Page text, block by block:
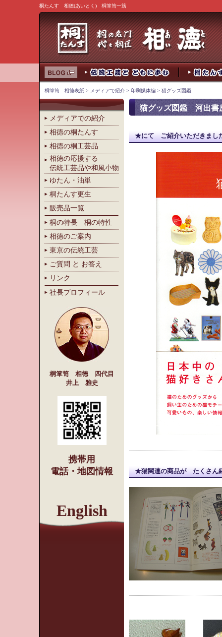
桐たんす 相徳(あいとく) 桐箪笥一筋
桐箪笥 相徳表紙 > メディアで紹介 > 印刷媒体編 > 猫グッズ図鑑
メディアでの紹介
相徳の桐たんす
相徳の桐工芸品
相徳の応援する
伝統工芸品や和風小物
ゆたん・油単
桐たんす更生
販売品一覧
桐の特長 桐の特性
相徳のご案内
東京の伝統工芸
ご質問 と お答え
リンク
社長プロフィール
桐箪笥 相徳 四代目
井上 雅史
携帯用
電話・地図情報
English
猫グッズ図鑑 河出書
★にて ご紹介いただきまし
★猫関連の商品が たくさん